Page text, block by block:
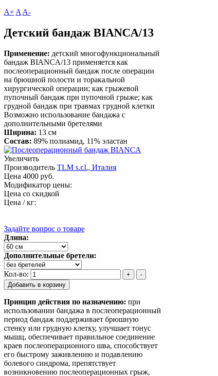
A+ A A-
Детский бандаж BIANCA/13
Применение: детский многофункциональный
бандаж BIANCA/13 применяется как
послеоперационный бандаж после операции
на брюшной полости и торакальной
хирургической операции; как грыжевой
пупочный бандаж при пупочной грыже; как
грудной бандаж при травмах грудной клетки
Возможно использование бандажа с
дополнительными бретелями
Ширина: 13 см
Состав: 89% полиамид, 11% эластан
Увеличить
Производитель TLM s.r.l., Италия
Цена 4000 руб.
Модификатор цены:
Цена со скидкой
Цена / кг:
Задайте вопрос о товаре
Длина:
Дополнительные бретели:
Кол-во:
Принцип действия по назначению: при
использовании бандажа в послеоперационный
период бандаж поддерживает брюшную
стенку или грудную клетку, улучшает тонус
мышц, обеспечивает правильное соединение
краев послеоперационного шва, способствует
его быстрому заживлению и подавлению
болевого синдрома, препятствует
возникновению послеоперационных грыж,